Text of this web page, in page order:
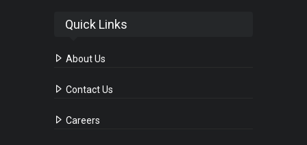
Quick Links
About Us
Contact Us
Careers